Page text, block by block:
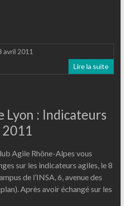
avril 2011
Lire la suite
Lyon : Indicateurs
2011
Agile Rhône-Alpes vous
sur les indicateurs agiles, le 8
de l’INSA, 6, avenue des
Après avoir échangé sur les